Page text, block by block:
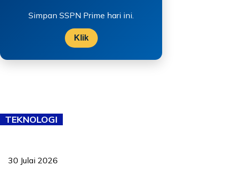
Simpan SSPN Prime hari ini.
Klik
TEKNOLOGI
30 Julai 2026